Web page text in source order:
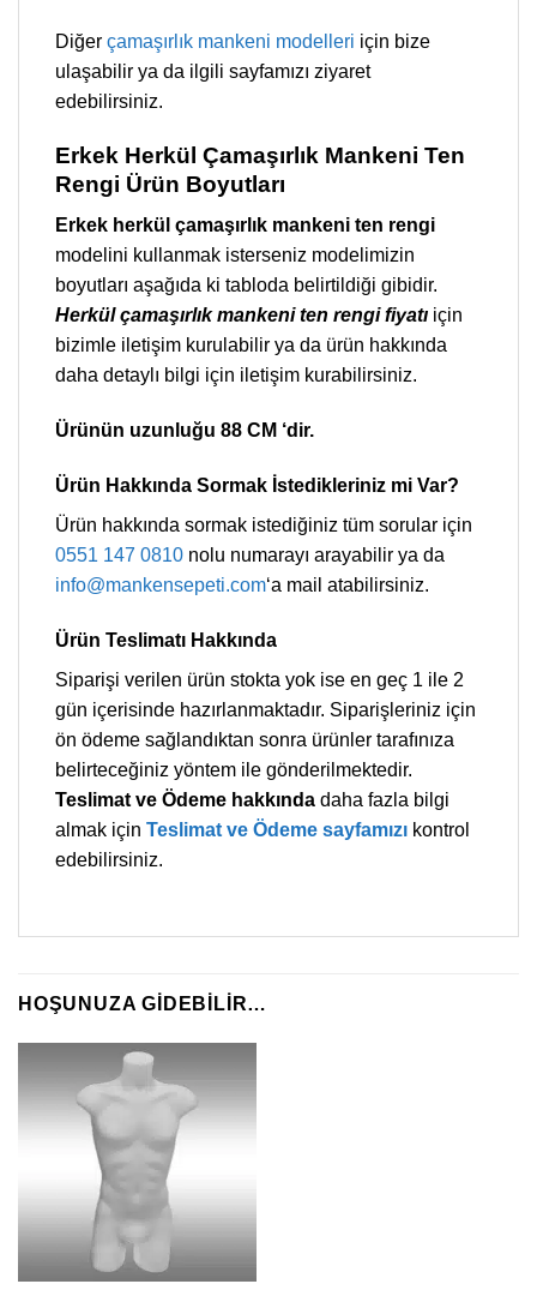
Diğer çamaşırlık mankeni modelleri için bize
ulaşabilir ya da ilgili sayfamızı ziyaret
edebilirsiniz.
Erkek Herkül Çamaşırlık Mankeni Ten
Rengi Ürün Boyutları
Erkek herkül çamaşırlık mankeni ten rengi
modelini kullanmak isterseniz modelimizin
boyutları aşağıda ki tabloda belirtildiği gibidir.
Herkül çamaşırlık mankeni ten rengi fiyatı için
bizimle iletişim kurulabilir ya da ürün hakkında
daha detaylı bilgi için iletişim kurabilirsiniz.
Ürünün uzunluğu 88 CM ‘dir.
Ürün Hakkında Sormak İstedikleriniz mi Var?
Ürün hakkında sormak istediğiniz tüm sorular için
0551 147 0810 nolu numarayı arayabilir ya da
info@mankensepeti.com‘a mail atabilirsiniz.
Ürün Teslimatı Hakkında
Siparişi verilen ürün stokta yok ise en geç 1 ile 2
gün içerisinde hazırlanmaktadır. Siparişleriniz için
ön ödeme sağlandıktan sonra ürünler tarafınıza
belirteceğiniz yöntem ile gönderilmektedir.
Teslimat ve Ödeme hakkında daha fazla bilgi
almak için Teslimat ve Ödeme sayfamızı kontrol
edebilirsiniz.
HOŞUNUZA GIDEBILIR…